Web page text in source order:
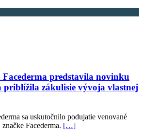
Facederma predstavila novinku
zákulisie vývoja vlastnej
sa uskutočnilo podujatie venované
Facederma. […]